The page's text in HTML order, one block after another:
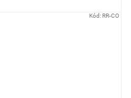
Kód:RR-CO